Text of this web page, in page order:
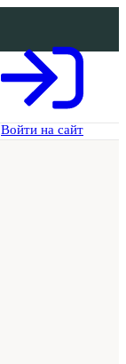
Войти на сайт